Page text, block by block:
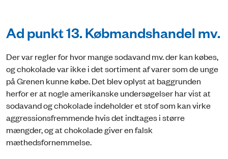
Ad punkt 13. Købmandshandel mv.
Der var regler for hvor mange sodavand mv. der kan købes,
og chokolade var ikke i det sortiment af varer som de unge
på Grenen kunne købe. Det blev oplyst at baggrunden
herfor er at nogle amerikanske undersøgelser har vist at
sodavand og chokolade indeholder et stof som kan virke
aggressionsfremmende hvis det indtages i større
mængder, og at chokolade giver en falsk
mæthedsfornemmelse.